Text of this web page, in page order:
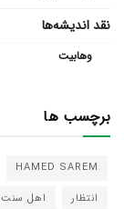
نقد اندیشه‌ها
وهابیت
برچسب ها
HAMED SAREM
انتظار
اهل سنت